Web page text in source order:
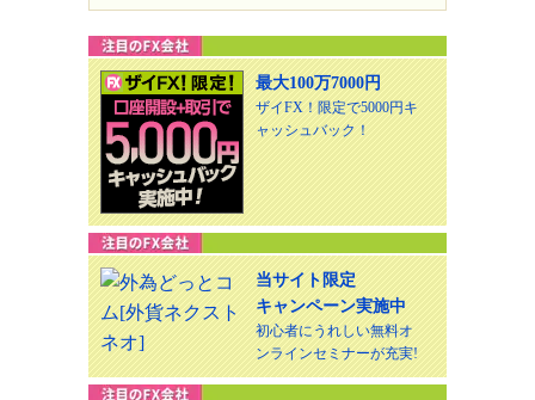
最大100万7000円
ザイFX！限定で5000円キ
ャッシュバック！
当サイト限定
キャンペーン実施中
初心者にうれしい無料オ
ンラインセミナーが充実!